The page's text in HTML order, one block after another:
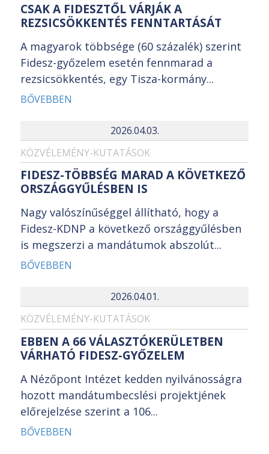
CSAK A FIDESZTŐL VÁRJÁK A
REZSICSÖKKENTÉS FENNTARTÁSÁT
A magyarok többsége (60 százalék) szerint
Fidesz-győzelem esetén fennmarad a
rezsicsökkentés, egy Tisza-kormány...
BŐVEBBEN
2026.04.03.
KÖZVÉLEMÉNY-KUTATÁSOK
FIDESZ-TÖBBSÉG MARAD A KÖVETKEZŐ
ORSZÁGGYŰLÉSBEN IS
Nagy valószínűséggel állítható, hogy a
Fidesz-KDNP a következő országgyűlésben
is megszerzi a mandátumok abszolút...
BŐVEBBEN
2026.04.01.
KÖZVÉLEMÉNY-KUTATÁSOK
EBBEN A 66 VÁLASZTÓKERÜLETBEN
VÁRHATÓ FIDESZ-GYŐZELEM
A Nézőpont Intézet kedden nyilvánosságra
hozott mandátumbecslési projektjének
előrejelzése szerint a 106...
BŐVEBBEN